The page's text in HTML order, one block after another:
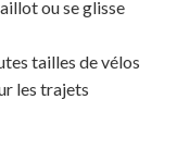
ou se glisse
tailles de vélos
les trajets